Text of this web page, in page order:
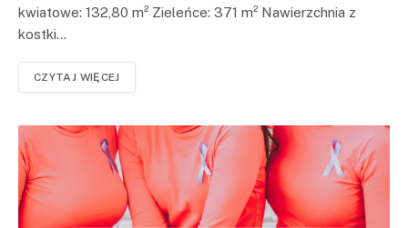
kwiatowe: 132,80 m² Zieleńce: 371 m² Nawierzchnia z
kostki…
CZYTAJ WIĘCEJ